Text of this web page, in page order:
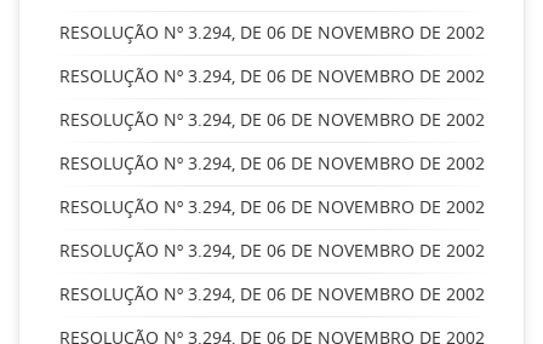
RESOLUÇÃO Nº 3.294, DE 06 DE NOVEMBRO DE 2002
RESOLUÇÃO Nº 3.294, DE 06 DE NOVEMBRO DE 2002
RESOLUÇÃO Nº 3.294, DE 06 DE NOVEMBRO DE 2002
RESOLUÇÃO Nº 3.294, DE 06 DE NOVEMBRO DE 2002
RESOLUÇÃO Nº 3.294, DE 06 DE NOVEMBRO DE 2002
RESOLUÇÃO Nº 3.294, DE 06 DE NOVEMBRO DE 2002
RESOLUÇÃO Nº 3.294, DE 06 DE NOVEMBRO DE 2002
RESOLUÇÃO Nº 3.294, DE 06 DE NOVEMBRO DE 2002